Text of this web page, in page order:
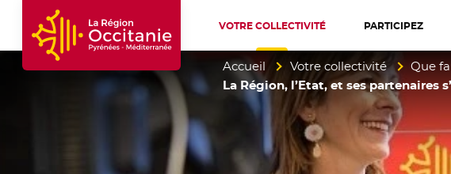
Accueil Région Occitanie / Pyrénées-Méditerranée
VOTRE COLLECTIVITÉ PARTICIPEZ
Accueil Votre collectivité Que
La Région, l’Etat, et ses partenaires